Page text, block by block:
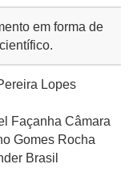
em forma de
Lopes
Façanha Câmara
Gomes Rocha
Brasil